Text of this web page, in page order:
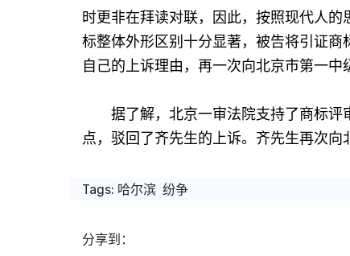
时更非在拜读对联，因此，按照现代人
标整体外形区别十分显著，被告将引证商
自己的上诉理由，再一次向北京市第一中
据了解，北京一审法院支持了商标评
点，驳回了齐先生的上诉。齐先生再次向
Tags: 哈尔滨 纷争
分享到：